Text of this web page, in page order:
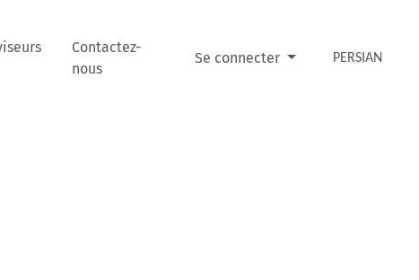
Contactez-
nous
Se connecter PERSIAN